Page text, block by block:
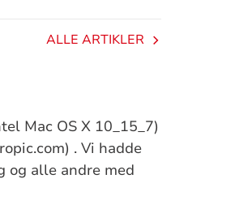
ALLE ARTIKLER
Mac OS X 10_15_7)
. Vi hadde
og alle andre med